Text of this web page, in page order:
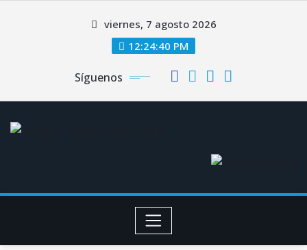
viernes, 7 agosto 2026
12:24:40 PM
Síguenos